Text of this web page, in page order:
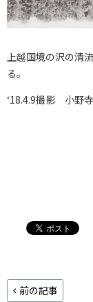
上越国境の沢の清
る。
‘18.4.9撮影 小野寺
前の記事